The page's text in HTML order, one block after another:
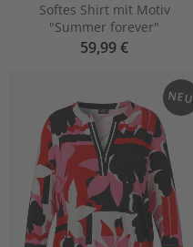
Softes Shirt mit Motiv
"Summer forever"
59,99 €
NEU